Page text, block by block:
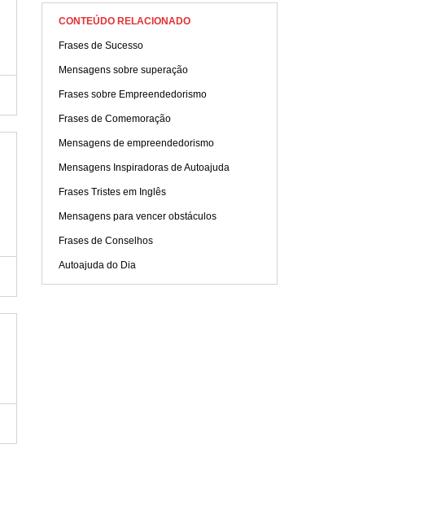
CONTEÚDO RELACIONADO
Frases de Sucesso
Mensagens sobre superação
Frases sobre Empreendedorismo
Frases de Comemoração
Mensagens de empreendedorismo
Mensagens Inspiradoras de Autoajuda
Frases Tristes em Inglês
Mensagens para vencer obstáculos
Frases de Conselhos
Autoajuda do Dia